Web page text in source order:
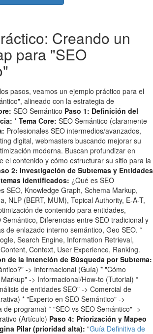
Creando un
para "SEO
pasos, veamos un ejemplo práctico para el
alineado con la estrategia de
SEO Semántico Paso 1: Definición del
* Tema Core: SEO Semántico (claramente
Profesionales SEO intermedios/avanzados,
digital, webmasters buscando mejorar su
moderna. Buscan profundizar en
el contenido y cómo estructurar su sitio para la
2: Investigación de Subtemas y Entidades
identificados: ¿Qué es SEO
SEO, Knowledge Graph, Schema Markup,
NLP (BERT, MUM), Topical Authority, E-A-T,
de contenido para entidades,
Semántico, Diferencias entre SEO tradicional y
de enlazado interno semántico, Geo SEO. *
Search Engine, Information Retrieval,
Context, User Experience, Ranking.
de la Intención de Búsqueda por Subtema:
-> Informacional (Guía) * "Cómo
-> Informacional/How-to (Tutorial) *
de entidades SEO" -> Comercial de
* "Experto en SEO Semántico" ->
de programa) * "SEO vs SEO Semántico" ->
(Artículo) Paso 4: Priorización y Mapeo
Pilar (prioridad alta): "Guía Definitiva de